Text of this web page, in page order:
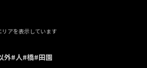
アを表示しています
外#人#橋#田園